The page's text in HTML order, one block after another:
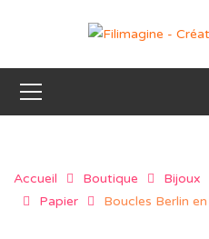
Accueil Boutique Bijoux
Papier
Boucles Berlin